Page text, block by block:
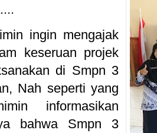
ingin mengajak
keseruan projek
di Smpn 3
Nah seperti yang
informasikan
bahwa Smpn 3